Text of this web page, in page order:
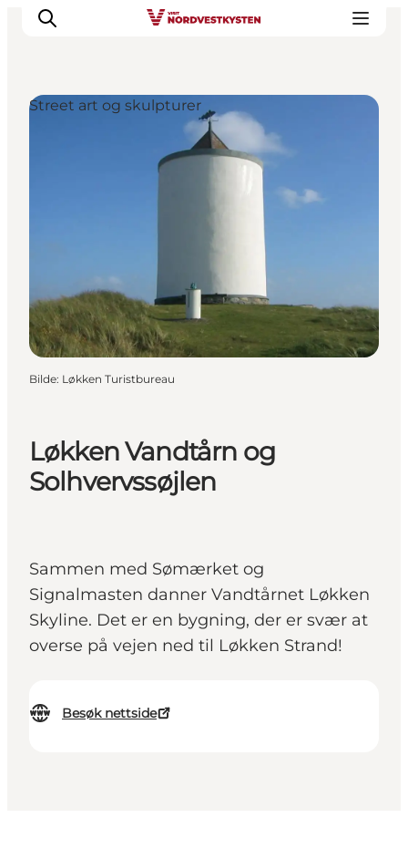
Byer og steder
Løkken Vandtårn og
Solhvervssøjlen
Sammen med Sømærket og
Signalmasten danner Vandtårnet Løkken
Skyline. Det er en bygning, der er svær at
overse på vejen ned til Løkken Strand!
Besøk nettside
Street art og skulpturer
Bilde: Løkken Turistbureau